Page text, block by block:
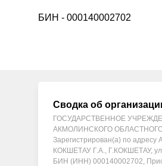
БИН - 000140002702
Сводка об
ГОСУДАРСТВЕННОЕ
АКМОЛИНСКОГО
Зарегистрирован(а) по
КОКШЕТАУ Г.А., Г.КОКШЕТАУ,
БИН (ИНН) 000140002702,